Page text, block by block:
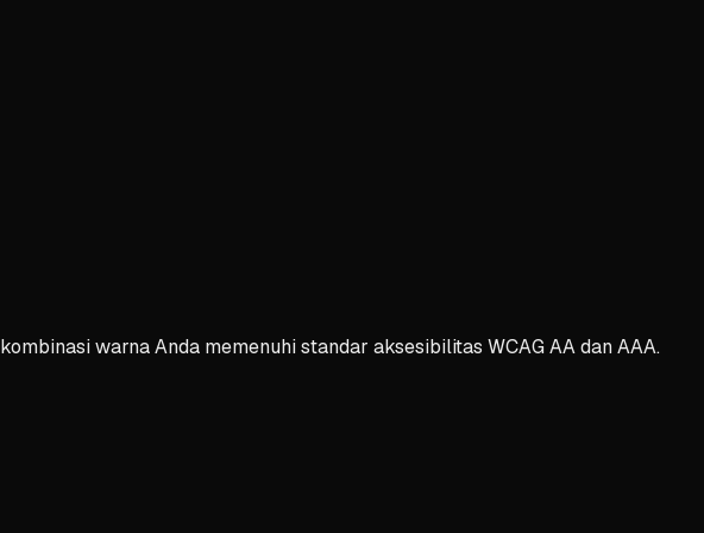
warna Anda memenuhi standar aksesibilitas WCAG AA dan AAA.